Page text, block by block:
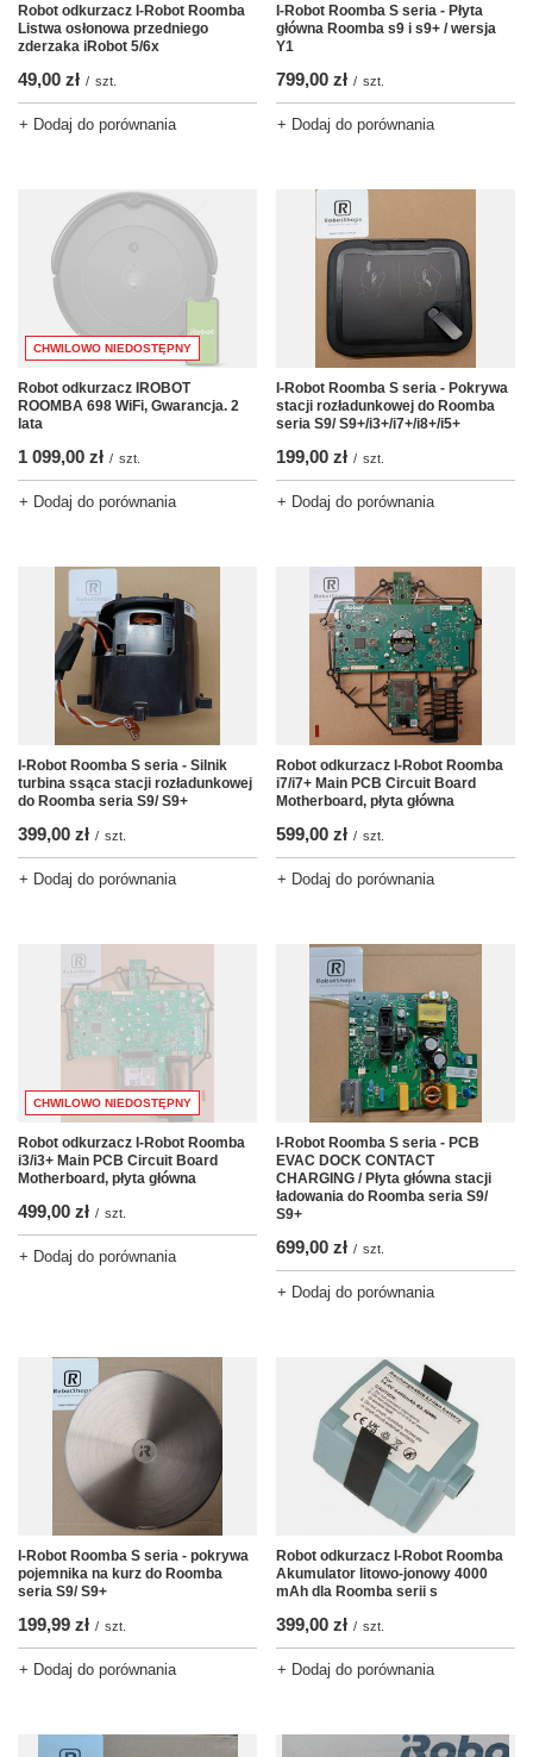
Robot odkurzacz I-Robot Roomba
Listwa osłonowa przedniego
zderzaka iRobot 5/6x
49,00 zł / szt.
+ Dodaj do porównania
I-Robot Roomba S seria - Płyta
główna Roomba s9 i s9+ / wersja
Y1
799,00 zł / szt.
+ Dodaj do porównania
CHWILOWO NIEDOSTĘPNY
Robot odkurzacz IROBOT
ROOMBA 698 WiFi, Gwarancja. 2
lata
1 099,00 zł / szt.
+ Dodaj do porównania
I-Robot Roomba S seria - Pokrywa
stacji rozładunkowej do Roomba
seria S9/ S9+/i3+/i7+/i8+/i5+
199,00 zł / szt.
+ Dodaj do porównania
I-Robot Roomba S seria - Silnik
turbina ssąca stacji rozładunkowej
do Roomba seria S9/ S9+
399,00 zł / szt.
+ Dodaj do porównania
Robot odkurzacz I-Robot Roomba
i7/i7+ Main PCB Circuit Board
Motherboard, płyta główna
599,00 zł / szt.
+ Dodaj do porównania
CHWILOWO NIEDOSTĘPNY
Robot odkurzacz I-Robot Roomba
i3/i3+ Main PCB Circuit Board
Motherboard, płyta główna
499,00 zł / szt.
+ Dodaj do porównania
I-Robot Roomba S seria - PCB
EVAC DOCK CONTACT
CHARGING / Płyta główna stacji
ładowania do Roomba seria S9/
S9+
699,00 zł / szt.
+ Dodaj do porównania
I-Robot Roomba S seria - pokrywa
pojemnika na kurz do Roomba
seria S9/ S9+
199,99 zł / szt.
+ Dodaj do porównania
Robot odkurzacz I-Robot Roomba
Akumulator litowo-jonowy 4000
mAh dla Roomba serii s
399,00 zł / szt.
+ Dodaj do porównania